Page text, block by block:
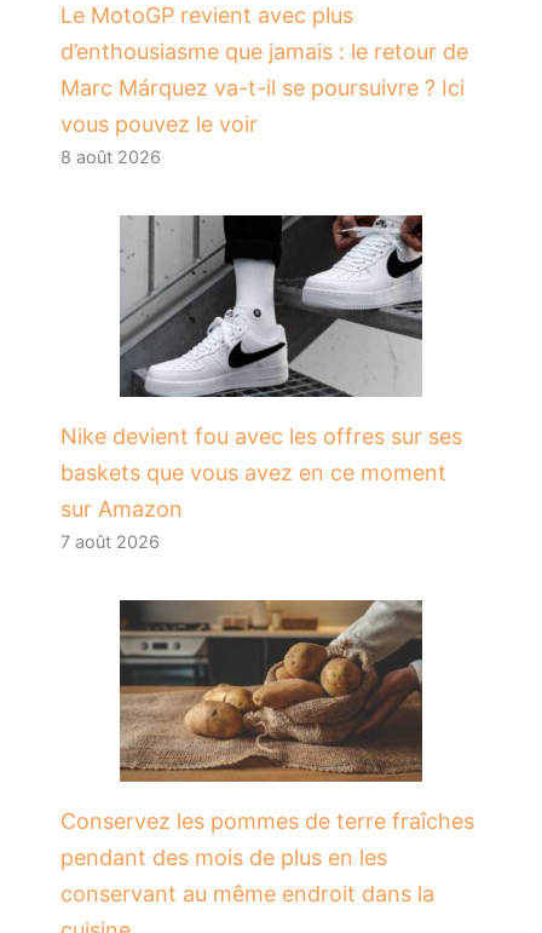
Le MotoGP revient avec plus
d’enthousiasme que jamais : le retour de
Marc Márquez va-t-il se poursuivre ? Ici
vous pouvez le voir
8 août 2026
Nike devient fou avec les offres sur ses
baskets que vous avez en ce moment
sur Amazon
7 août 2026
Conservez les pommes de terre fraîches
pendant des mois de plus en les
conservant au même endroit dans la